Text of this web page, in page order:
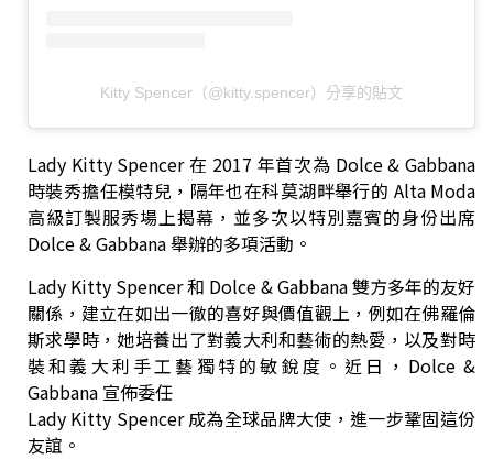
Kitty Spencer（@kitty.spencer）分享的貼文
Lady Kitty Spencer 在 2017 年首次為 Dolce & Gabbana
時裝秀擔任模特兒，隔年也在科莫湖畔舉行的 Alta Moda
高級訂製服秀場上揭幕，並多次以特別嘉賓的身份出席
Dolce & Gabbana 舉辦的多項活動。
Lady Kitty Spencer 和 Dolce & Gabbana 雙方多年的友好
關係，建立在如出一徹的喜好與價值觀上，例如在佛羅倫
斯求學時，她培養出了對義大利和藝術的熱愛，以及對時
裝和義大利手工藝獨特的敏銳度。近日，Dolce &
Gabbana 宣佈委任
Lady Kitty Spencer 成為全球品牌大使，進一步鞏固這份
友誼。